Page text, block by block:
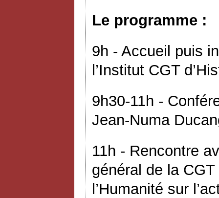
Le programme :
9h - Accueil puis
l’Institut CGT
9h30-11h -
Jean-Numa
11h - Rencontre
général de la
l’Humanité sur